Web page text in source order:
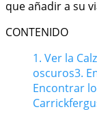
que añadir a su
CONTENIDO
1. Ver la
oscuros3.
Encontrar